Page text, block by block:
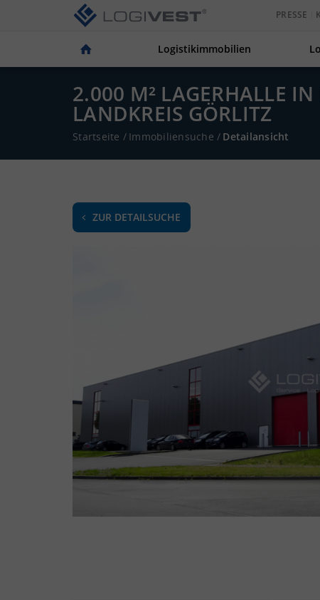
PRESSE
Logistikimmobilien
2.000 M² LAGERHALLE
LANDKREIS GÖRLITZ
Startseite / Immobiliensuche / Detailansicht
ZUR DETAILSUCHE